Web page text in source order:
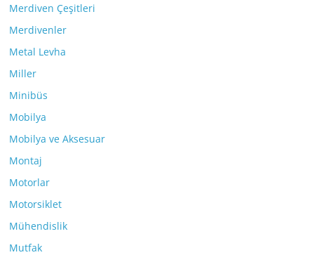
Merdiven Çeşitleri
Merdivenler
Metal Levha
Miller
Minibüs
Mobilya
Mobilya ve Aksesuar
Montaj
Motorlar
Motorsiklet
Mühendislik
Mutfak